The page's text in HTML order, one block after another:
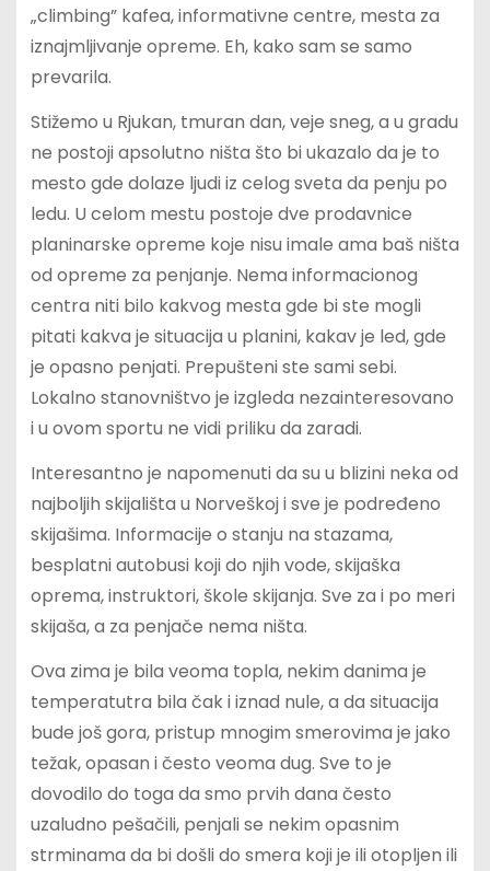
„climbing” kafea, informativne centre, mesta za
iznajmljivanje opreme. Eh, kako sam se samo
prevarila.
Stižemo u Rjukan, tmuran dan, veje sneg, a u gradu
ne postoji apsolutno ništa što bi ukazalo da je to
mesto gde dolaze ljudi iz celog sveta da penju po
ledu. U celom mestu postoje dve prodavnice
planinarske opreme koje nisu imale ama baš ništa
od opreme za penjanje. Nema informacionog
centra niti bilo kakvog mesta gde bi ste mogli
pitati kakva je situacija u planini, kakav je led, gde
je opasno penjati. Prepušteni ste sami sebi.
Lokalno stanovništvo je izgleda nezainteresovano
i u ovom sportu ne vidi priliku da zaradi.
Interesantno je napomenuti da su u blizini neka od
najboljih skijališta u Norveškoj i sve je podređeno
skijašima. Informacije o stanju na stazama,
besplatni autobusi koji do njih vode, skijaška
oprema, instruktori, škole skijanja. Sve za i po meri
skijaša, a za penjače nema ništa.
Ova zima je bila veoma topla, nekim danima je
temperatutra bila čak i iznad nule, a da situacija
bude još gora, pristup mnogim smerovima je jako
težak, opasan i često veoma dug. Sve to je
dovodilo do toga da smo prvih dana često
uzaludno pešačili, penjali se nekim opasnim
strminama da bi došli do smera koji je ili otopljen ili